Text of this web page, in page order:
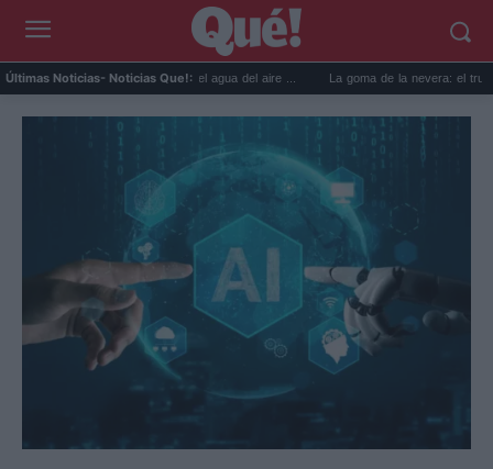
Últimas Noticias- Noticias Que!:
prácticos para reutilizar el agua del aire ... La goma de la nevera: el truco del